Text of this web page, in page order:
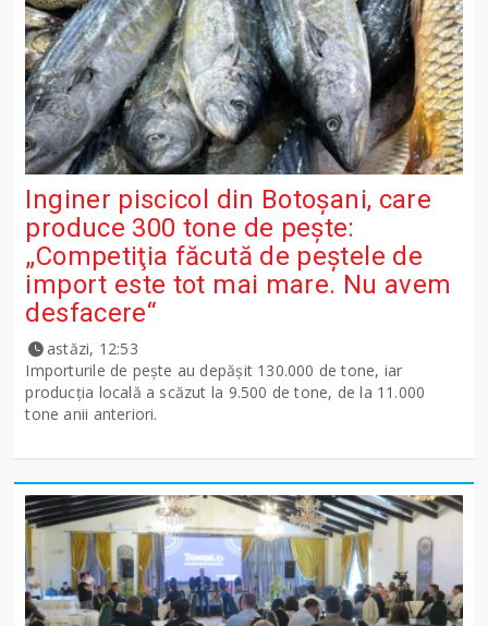
Inginer piscicol din Botoşani, care
produce 300 tone de peşte:
„Competiţia făcută de peştele de
import este tot mai mare. Nu avem
desfacere“
astăzi, 12:53
Importurile de peşte au depăşit 130.000 de tone, iar
producţia locală a scăzut la 9.500 de tone, de la 11.000
tone anii anteriori.